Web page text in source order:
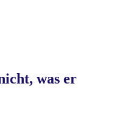
was er